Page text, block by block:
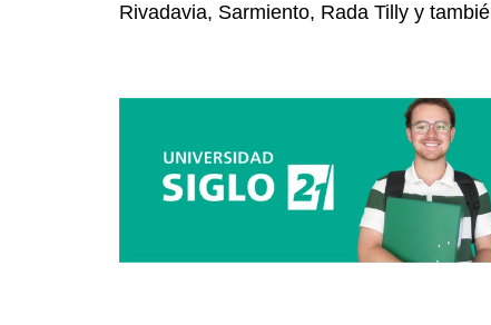
Rivadavia, Sarmiento, Rada Tilly y